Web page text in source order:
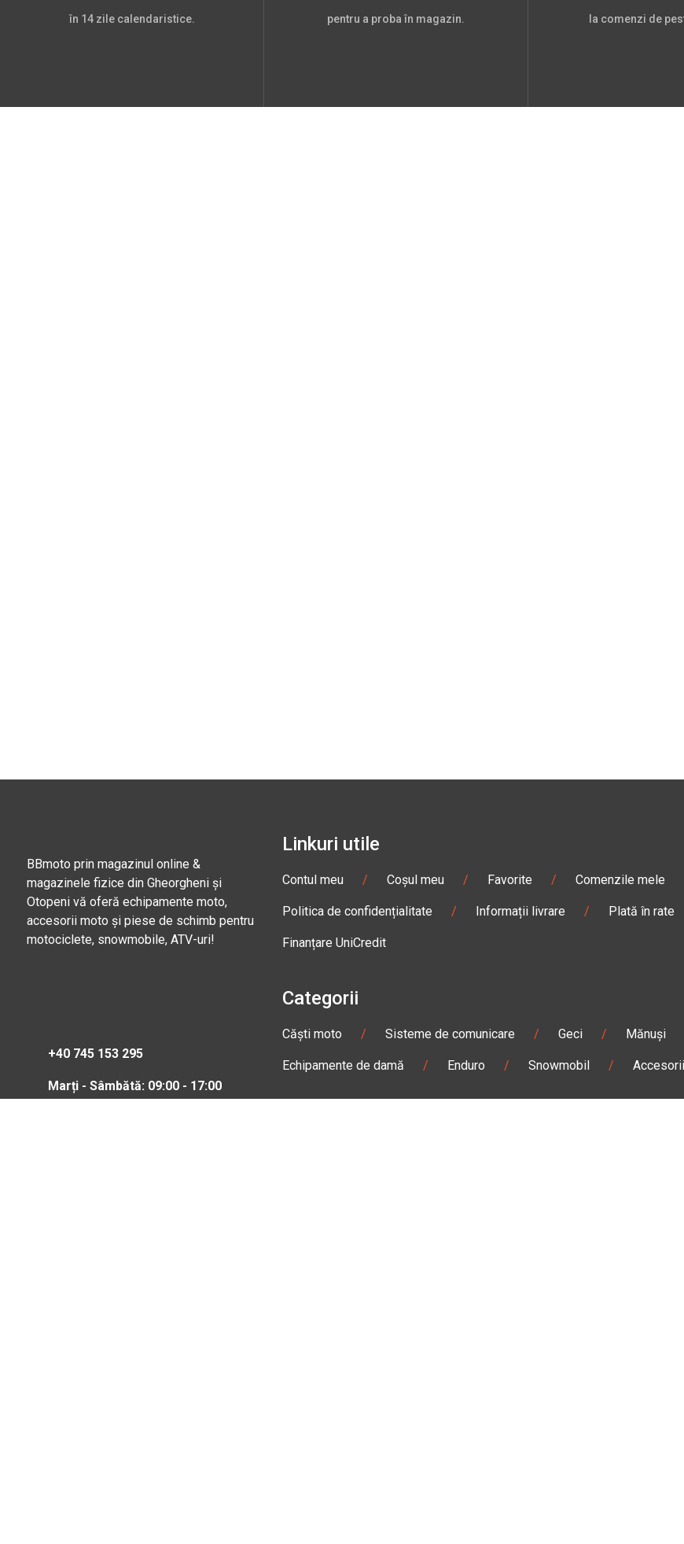
în 14 zile calendaristice. pentru a proba în magazin. la comenzi de
BBmoto prin magazinul online &
magazinele fizice din Gheorgheni și
Otopeni vă oferă echipamente moto,
accesorii moto și piese de schimb pentru
motociclete, snowmobile, ATV-uri!
+40 745 153 295
Marți - Sâmbătă: 09:00 - 17:00
Linkuri utile
Contul meu / Coșul meu / Favorite / Comenzile mele
Politica de confidențialitate / Informații livrare / Plată în rate
Finanțare UniCredit
Categorii
Căști moto / Sisteme de comunicare / Geci / Mănuși
Echipamente de damă / Enduro / Snowmobil / Accesorii